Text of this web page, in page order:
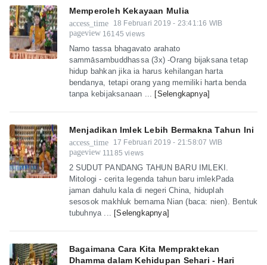
Memperoleh Kekayaan Mulia
access_time
18 Februari 2019 - 23:41:16 WIB
pageview16145 views
Namo tassa bhagavato arahato
sammāsambuddhassa (3x) -Orang bijaksana tetap
hidup bahkan jika ia harus kehilangan harta
bendanya, tetapi orang yang memiliki harta benda
tanpa kebijaksanaan ... [Selengkapnya]
Menjadikan Imlek Lebih Bermakna Tahun Ini
access_time
17 Februari 2019 - 21:58:07 WIB
pageview11185 views
2 SUDUT PANDANG TAHUN BARU IMLEKI.
Mitologi - cerita legenda tahun baru imlekPada
jaman dahulu kala di negeri China, hiduplah
sesosok makhluk bernama Nian (baca: nien). Bentuk
tubuhnya ... [Selengkapnya]
Bagaimana Cara Kita Mempraktekan
Dhamma dalam Kehidupan Sehari - Hari